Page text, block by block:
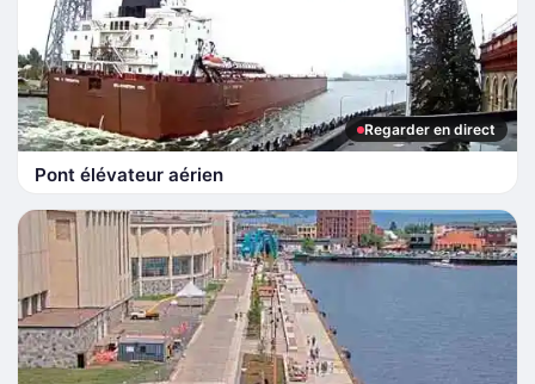
Regarder en direct
Pont élévateur aérien